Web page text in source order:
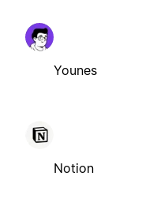
Younes
Notion